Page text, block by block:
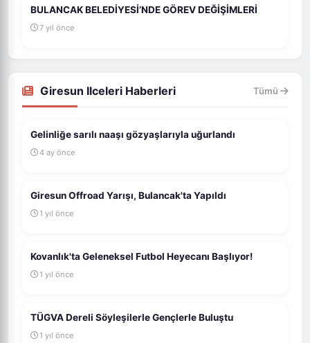
BULANCAK BELEDİYESİ’NDE GÖREV DEĞİŞİMLERİ
7 yıl önce
Giresun Ilceleri Haberleri Tümü
Gelinliğe sarılı naaşı gözyaşlarıyla uğurlandı
4 ay önce
Giresun Offroad Yarışı, Bulancak'ta Yapıldı
1 yıl önce
Kovanlık'ta Geleneksel Futbol Heyecanı Başlıyor!
1 yıl önce
TÜGVA Dereli Söyleşilerle Gençlerle Buluştu
1 yıl önce